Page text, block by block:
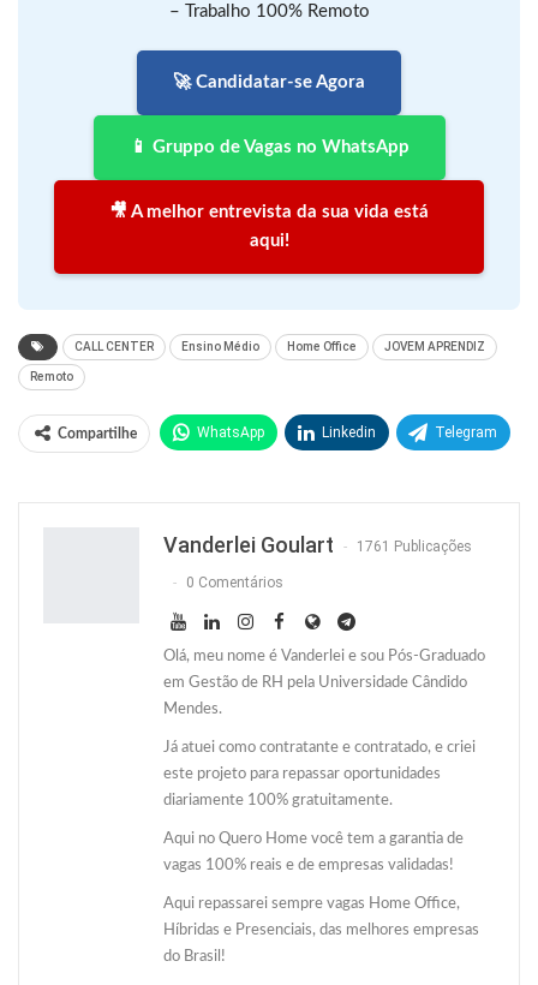
– Trabalho 100% Remoto
🚀 Candidatar-se Agora
📱 Gruppo de Vagas no WhatsApp
🎥 A melhor entrevista da sua vida está
aqui!
CALL CENTER Ensino Médio Home Office JOVEM APRENDIZ
Remoto
Compartilhe WhatsApp Linkedin Telegram
Vanderlei Goulart 1761 Publicações
0 Comentários
Olá, meu nome é Vanderlei e sou Pós-Graduado
em Gestão de RH pela Universidade Cândido
Mendes.
Já atuei como contratante e contratado, e criei
este projeto para repassar oportunidades
diariamente 100% gratuitamente.
Aqui no Quero Home você tem a garantia de
vagas 100% reais e de empresas validadas!
Aqui repassarei sempre vagas Home Office,
Híbridas e Presenciais, das melhores empresas
do Brasil!